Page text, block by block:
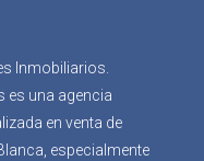
Inmobiliarios.
es una agencia
en venta de
especialmente